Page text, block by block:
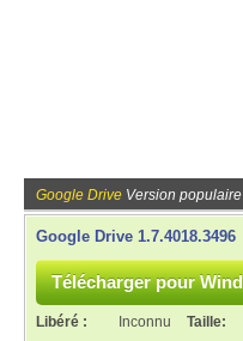
Google Drive Version populaire
Google Drive 1.7.4018.3496
Libéré : Inconnu Taille: